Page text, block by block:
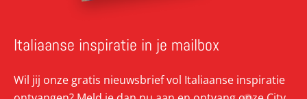
Italiaanse inspiratie in je mailbox
Wil jij onze gratis nieuwsbrief vol Italiaanse inspiratie